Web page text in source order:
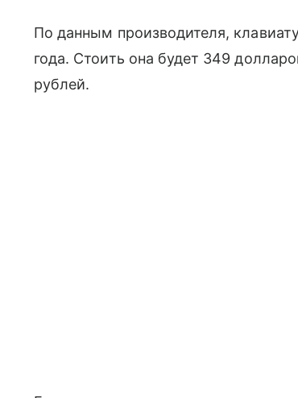
По данным производителя,
года. Стоить она будет 349
рублей.